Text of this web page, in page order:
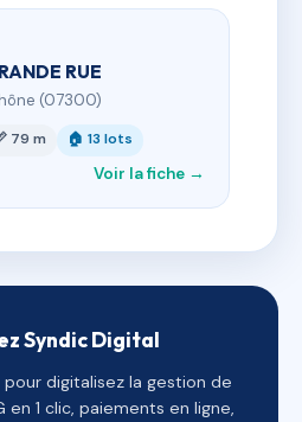
RUE
(07300)
79 m 🏠 13 lots
Voir la fiche →
Syndic Digital
digitalisez la gestion de
en 1 clic, paiements en ligne,